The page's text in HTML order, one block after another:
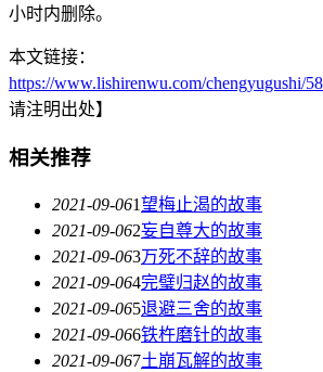
小时内删除。
本文链接：
https://www.lishirenwu.com/chengyugushi/
请注明出处】
相关推荐
2021-09-061望梅止渴的故事
2021-09-062妄自尊大的故事
2021-09-063万死不辞的故事
2021-09-064完璧归赵的故事
2021-09-065退避三舍的故事
2021-09-066铁杵磨针的故事
2021-09-067土崩瓦解的故事